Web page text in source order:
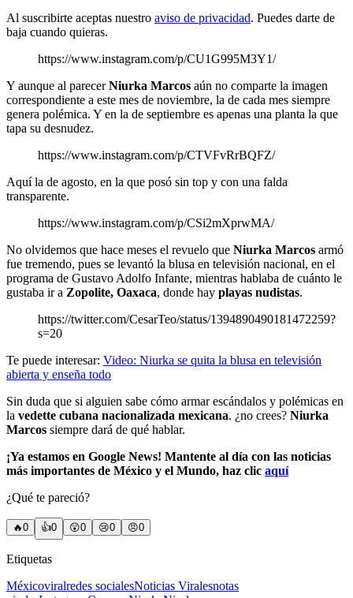
Al suscribirte aceptas nuestro aviso de privacidad. Puedes darte de
baja cuando quieras.
https://www.instagram.com/p/CU1G995M3Y1/
Y aunque al parecerNiurka Marcos aún no comparte la imagen
correspondiente a este mes de noviembre, la de cada mes siempre
genera polémica. Y en la de septiembre es apenas una planta la que
tapa su desnudez.
https://www.instagram.com/p/CTVFvRrBQFZ/
Aquí la de agosto, en la que posó sin top y con una falda
transparente.
https://www.instagram.com/p/CSi2mXprwMA/
No olvidemos que hace meses el revuelo que Niurka Marcos armó
fue tremendo, pues se levantó la blusa en televisión nacional, en el
programa de Gustavo Adolfo Infante, mientras hablaba de cuánto le
gustaba ir a Zopolite, Oaxaca, donde hay playas nudistas.
https://twitter.com/CesarTeo/status/1394890490181472259?
s=20
Te puede interesar: Video: Niurka se quita la blusa en televisión
abierta y enseña todo
Sin duda que si alguien sabe cómo armar escándalos y polémicas en
la vedette cubana nacionalizada mexicana. ¿no crees? Niurka
Marcos siempre dará de qué hablar.
¡Ya estamos en Google News! Mantente al día con las noticias
más importantes de México y el Mundo, haz clic aquí
¿Qué te pareció?
🔥0 👍0 😲0 😢0 😠0
Etiquetas
Méxicoviralredes socialesNoticias Viralesnotas